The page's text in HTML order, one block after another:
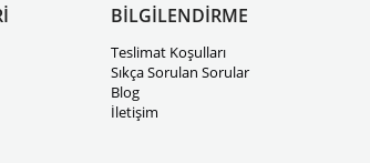
BİLGİLENDİRME
Teslimat Koşulları
Sıkça Sorulan Sorular
Blog
İletişim